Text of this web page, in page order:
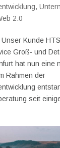
,
2.0
Kunde
Groß- und
hat nun eine
Rahmen der
seit